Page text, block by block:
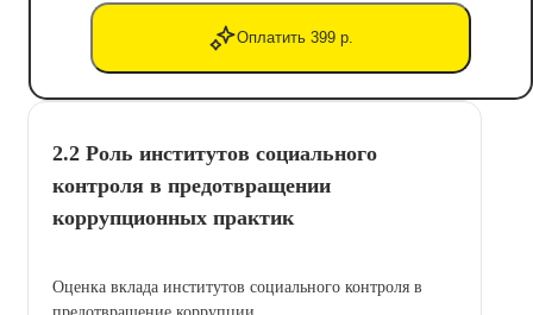
Оплатить 399 р.
2.2 Роль институтов социального
контроля в предотвращении
коррупционных практик
Оценка вклада институтов социального контроля в